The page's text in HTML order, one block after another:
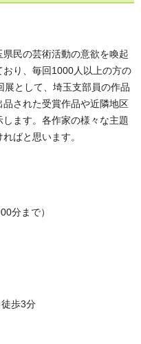
民の芸術活動の意欲を喚起
り、毎回1000人以上の方の
として、埼玉支部員の作品
された受賞作品や近隣地区
ます。各作家の様々な主題
ばと思います。
分まで）
歩3分